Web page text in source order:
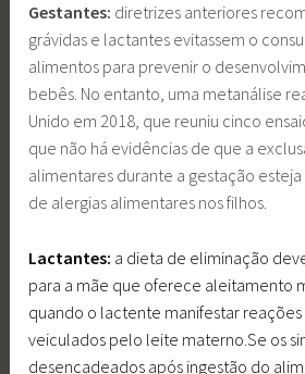
Gestantes: diretrizes anteriores
grávidas e lactantes evitassem o
alimentos para prevenir o
bebês. No entanto, uma metanálise
Unido em 2018, que reuniu cinco
que não há evidências de que a
alimentares durante a gestação
de alergias alimentares nos filhos.
Lactantes: a dieta de eliminação
para a mãe que oferece aleitamento
quando o lactente manifestar
veiculados pelo leite materno.Se os
desencadeados após ingestão do